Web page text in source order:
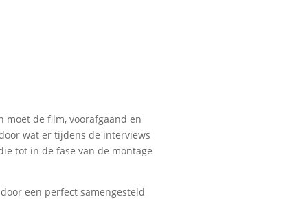
moet de film, voorafgaand en
wat er tijdens de interviews
tot in de fase van de montage
een perfect samengesteld